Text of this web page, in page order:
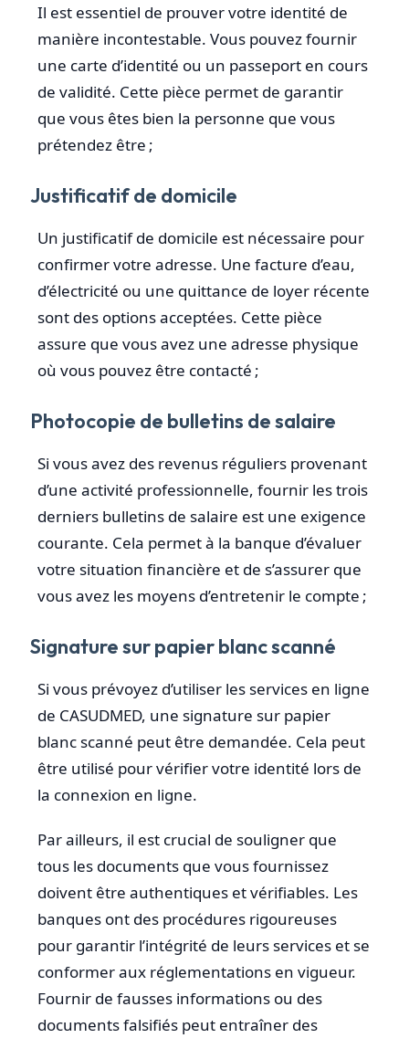
Il est essentiel de prouver votre identité de
manière incontestable. Vous pouvez fournir
une carte d’identité ou un passeport en cours
de validité. Cette pièce permet de garantir
que vous êtes bien la personne que vous
prétendez être ;
Justificatif de domicile
Un justificatif de domicile est nécessaire pour
confirmer votre adresse. Une facture d’eau,
d’électricité ou une quittance de loyer récente
sont des options acceptées. Cette pièce
assure que vous avez une adresse physique
où vous pouvez être contacté ;
Photocopie de bulletins de salaire
Si vous avez des revenus réguliers provenant
d’une activité professionnelle, fournir les trois
derniers bulletins de salaire est une exigence
courante. Cela permet à la banque d’évaluer
votre situation financière et de s’assurer que
vous avez les moyens d’entretenir le compte ;
Signature sur papier blanc scanné
Si vous prévoyez d’utiliser les services en ligne
de CASUDMED, une signature sur papier
blanc scanné peut être demandée. Cela peut
être utilisé pour vérifier votre identité lors de
la connexion en ligne.
Par ailleurs, il est crucial de souligner que
tous les documents que vous fournissez
doivent être authentiques et vérifiables. Les
banques ont des procédures rigoureuses
pour garantir l’intégrité de leurs services et se
conformer aux réglementations en vigueur.
Fournir de fausses informations ou des
documents falsifiés peut entraîner des